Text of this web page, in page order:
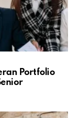
Portfolio